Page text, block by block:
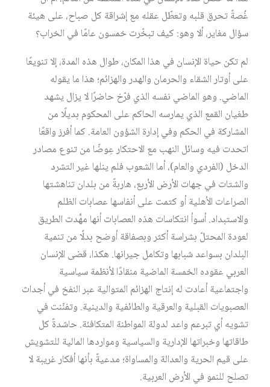
غُصةً تحرق قلبه وتعطّل عقله مع إشراقة كل صباح، على هيئة
سؤال مغاير، ألا وهو: كيف تبخّرت خمسون عامًا في الخراب؟
لم تكن حياة الإنسان في هذا المكان، طوال هذه المدة، إلا تنويعًا
على أوتار الشقاء والحرمان والهدر والهزائم؛ هذا ما يقوله
الماضي. وهو الماضي نفسه الذي فرّخ حاضرًا لا يزال يشهد
طغيان القمع الذي يمارسه الحاكم على المحكوم بديلًا من
المشاركة في الحكم وفي إدارة الشؤون العامة. كما أفرز واقعًا
اتحدت فيه وسائل النهب مع الاحتكار عِوضًا من تنوع مصادر
الدخل (الفردي والعام)، أما الشعوب فلم ينلها غير التشرد
والشتات في جهات الأرض الأربع، هاربةً من بلدان تناهشتها
الصراعات الأهلية أو كتمت على أنفاسها عصابات الظلم
والاستبداد. أسوأ انتكاسات هذه العصابات أنها مهَّدت الطريق
لعودة المحتلّ بشراسة أكثر وبصفاقة أوضح بدلًا من تنمية
البلدان بسواعد شبابها وتكامل جيرانها. هكذا، قضى الإنسان
العربي عقوده الخمسة الماضية منقادًا لأنظمة سياسية
واجتماعية أعادت له إنتاج الهزائم المتوالية عبر النفخ في أجداث
العصبويات القبلية والعرقية والطائفية والدينية. وتفنّنت في
تشويه أي تبرعم واعد لدولة المواطنة المتكافئة. حاشدةً كل
طاقاتها وخبراتها الإدارية والسياسية ومواردها المالية للتشويش
على قيم الحرية والعدالة والمساواة؛ مدعيةً بأنها أفكار غريبة لا
تصلح للنمو في الأرض العربية.